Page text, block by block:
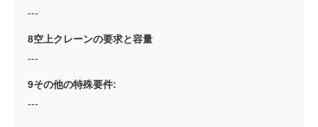
---
8空上クレーンの要求と容量
---
9その他の特殊要件:
---